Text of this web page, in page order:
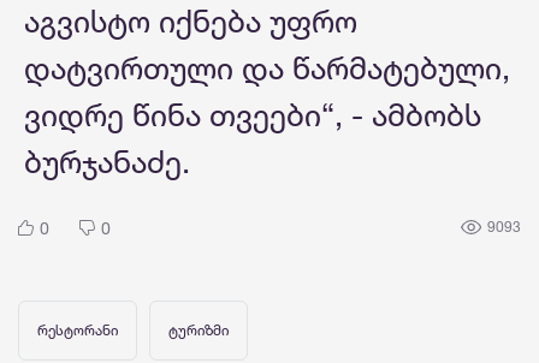
აგვისტო იქნება უფრო
დატვირთული და წარმატებული,
ვიდრე წინა თვეები“, - ამბობს
ბურჯანაძე.
0 0 9093
რესტორანი ტურიზმი